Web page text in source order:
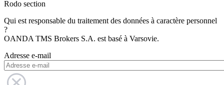
Rodo section
Qui est responsable du traitement des données à caractère personnel
?
OANDA TMS Brokers S.A. est basé à Varsovie.
Adresse e-mail